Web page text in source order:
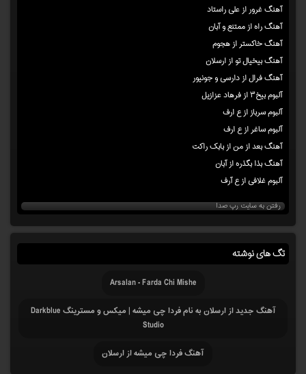
آهنگ غرور از علی راستاد
آهنگ راه از ممتنع و آبان
آهنگ خاکستر از هجوم
آهنگ بیخیال تو از ارسلان
آهنگ فرال از دارسی و جونیور
آلبوم بیخ۳ از فرهاد عزازیل
آلبوم سرباز از ع ارف
آلبوم ساغر از ع ارف
آهنگ بعد از من از بابک راکت
آهنگ بذا بگذره از آبان
آلبوم غلافی از ع آرف
رفتن به سایت رپ صدا
تگ های نوشته
Arsalan - Farda Chi Mishe
آهنگ جدید از ارسلان به نام فردا چی میشه | میکس و مسترینگ Darkblue
Studio
آهنگ فردا چی میشه از ارسلان